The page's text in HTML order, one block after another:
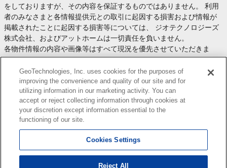
をしておりますが、その内容を保証するものではありません。 利用
者のみなさまと各情報提供元との取引に起因する損害および情報が
掲載されたことに起因する損害等については、 ジオテクノロジーズ
株式会社、およびアットホームは一切責任を負いません。
各物件情報の内容や画像等はすべて現況を優先させていただきま
す。
お取引等（お取引の準備、資金調達等を含みます）の際には、内容
や契約条件等について、 各情報提供元より十分な説明を受け、ご自
身でご確認の上、判断してください。
このコーナーへの物件情報のご掲載、その他不動産業務ソリューシ
ョン等についての不動産会社様のお問合せはこちら
します。
Copyright(c) At Home Co.,Ltd. このサイトに掲載している情報の無断転載を禁止します。著作権
GeoTechnologies, Inc. uses cookies for the purposes of
improving the convenience and quality of our site and for
utilizing information in our marketing activity. You can
accept or reject collecting information through cookies at
your discretion except information essential to the
functioning of our site.
Cookies Settings
Reject All